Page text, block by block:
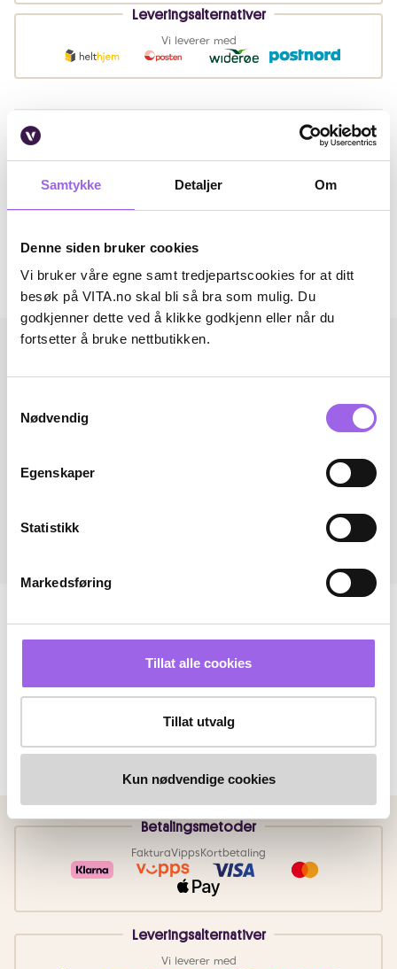
Samtykke Detaljer Om
Denne siden bruker cookies
Vi bruker våre egne samt tredjepartscookies for at ditt
besøk på VITA.no skal bli så bra som mulig. Du
godkjenner dette ved å klikke godkjenn eller når du
fortsetter å bruke nettbutikken.
Nødvendig
Egenskaper
Statistikk
Markedsføring
Tillat alle cookies
Tillat utvalg
Kun nødvendige cookies
Leveringsalternativer
Vi leverer med
Beskrivelse
Artikkelnummer: 57602
Omtaler
Andre har også kjøpt..
Betalingsmetoder
FakturaVippsKortbetaling
Leveringsalternativer
Vi leverer med